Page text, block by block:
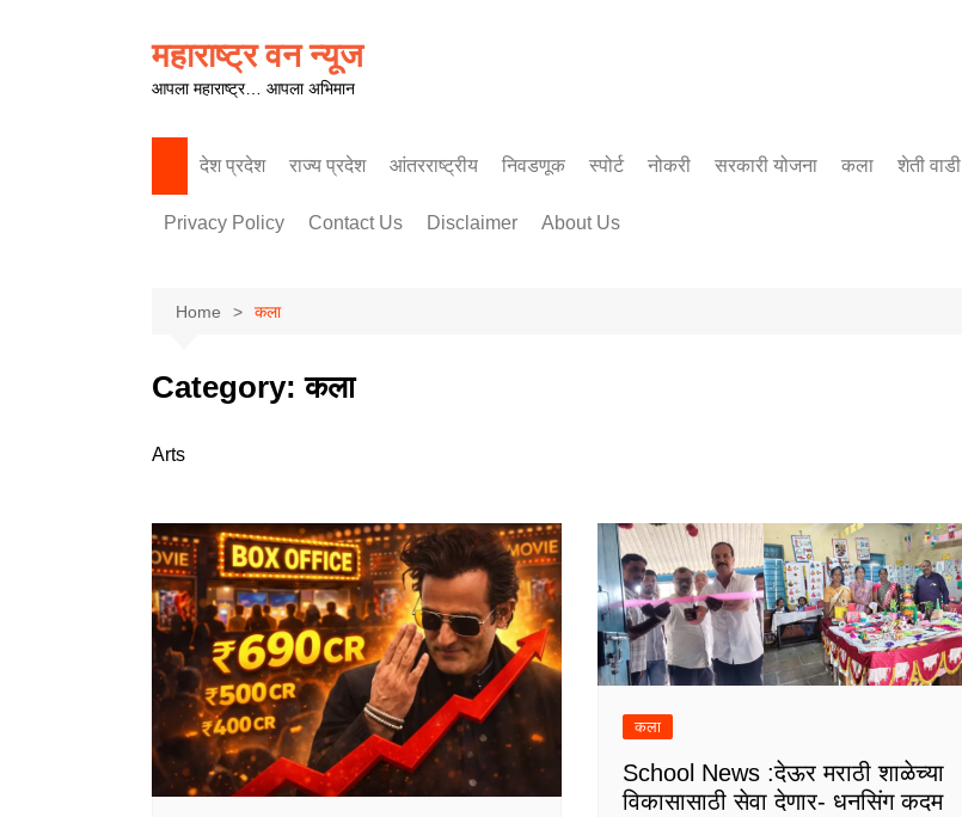
महाराष्ट्र वन न्यूज
आपला महाराष्ट्र… आपला अभिमान
देश प्रदेश राज्य प्रदेश
पश्चिम महाराष्ट्र
आंतरराष्ट्रीय निवडणूक स्पोर्ट नोकरी सरकारी योजना कला शेती वाडी
Privacy Policy Contact Us Disclaimer About Us
Home कला
Category:कला
Arts
कला
School News :देऊर मराठी शाळेच्या
विकासासाठी सेवा देणार- धनसिंग कदम